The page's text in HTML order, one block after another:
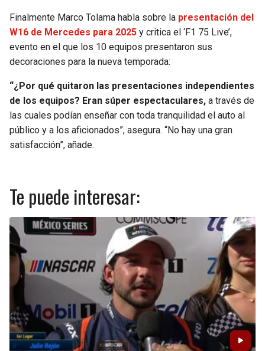
SAINTS
BUCCANEERS
Finalmente Marco Tolama habla sobre la presentación del
W16 de Mercedes para 2025 y critica el ‘F1 75 Live’,
evento en el que los 10 equipos presentaron sus
decoraciones para la nueva temporada:
“¿Por qué quitaron las presentaciones independientes
de los equipos? Eran súper espectaculares, a través de
las cuales podían enseñar con toda tranquilidad el auto al
público y a los aficionados”, asegura. “No hay una gran
satisfacción”, añade.
Te puede interesar: